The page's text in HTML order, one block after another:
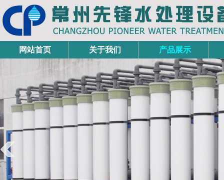
网站首页 关于我们 产品展示